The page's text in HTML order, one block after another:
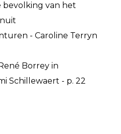
van het
- Caroline Terryn
Borrey in
Schillewaert - p. 22